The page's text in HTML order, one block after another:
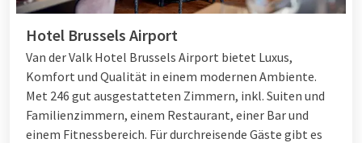
Hotel Brussels Airport
Van der Valk Hotel Brussels Airport bietet Luxus,
Komfort und Qualität in einem modernen Ambiente.
Met 246 gut ausgestatteten Zimmern, inkl. Suiten und
Familienzimmern, einem Restaurant, einer Bar und
einem Fitnessbereich. Für durchreisende Gäste gibt es